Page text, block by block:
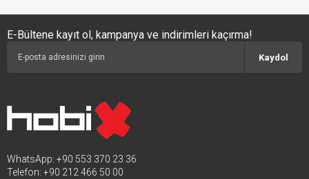
E-Bültene kayıt ol, kampanya ve indirimleri kaçırma!
Kaydol
WhatsApp: +90 553 370 23 36
Telefon: +90 212 466 50 00